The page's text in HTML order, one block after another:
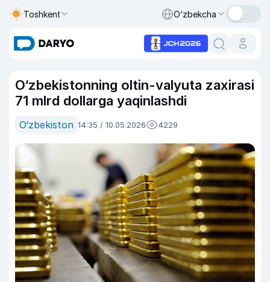
Toshkent O‘zbekcha
O‘zbekistonning oltin-valyuta zaxirasi
71 mlrd dollarga yaqinlashdi
O‘zbekiston 14:35 / 10.05.2026 4229